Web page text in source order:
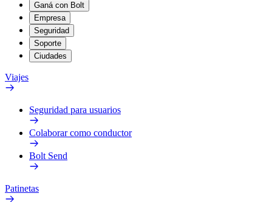
Ganá con Bolt
Empresa
Seguridad
Soporte
Ciudades
Viajes
Seguridad para usuarios
Colaborar como conductor
Bolt Send
Patinetas